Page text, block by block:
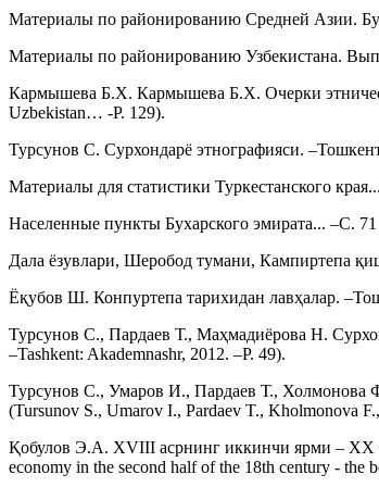
Материалы по районированию Средней Азии.
Материалы по районированию Узбекистана.
Кармышева Б.Х. Кармышева Б.Х. Очерки
Uzbekistan… -P. 129).
Турсунов С. Сурхондарё этнографияси.
Материалы для статистики Туркестанского
Населенные пункты Бухарского эмирата... –С.
Дала ёзувлари, Шеробод тумани, Кампиртепа
Ёқубов Ш. Конпуртепа тарихидан лавҳалар.
Турсунов С., Пардаев Т., Маҳмадиёрова Н.
–Tashkent: Akademnashr, 2012. –P. 49).
Турсунов С., Умаров И., Пардаев Т., Холмонова
(Tursunov S., Umarov I., Pardaev T., Kholmonova
Қoбулов Э.А. ХVIII асрнинг иккинчи ярми – ХХ
economy in the second half of the 18th century - the